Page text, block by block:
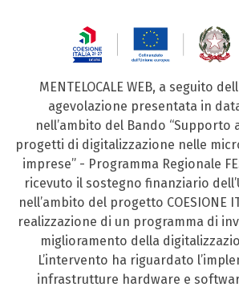
MENTELOCALE WEB, a seguito
agevolazione presentata in
nell’ambito del Bando “Supporto
progetti di digitalizzazione nelle
imprese” - Programma Regionale
ricevuto il sostegno finanziario
nell’ambito del progetto COESIONE
realizzazione di un programma di
miglioramento della
L’intervento ha riguardato
infrastrutture hardware e